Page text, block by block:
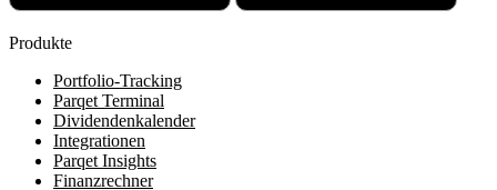
Produkte
Portfolio-Tracking
Parqet Terminal
Dividendenkalender
Integrationen
Parqet Insights
Finanzrechner